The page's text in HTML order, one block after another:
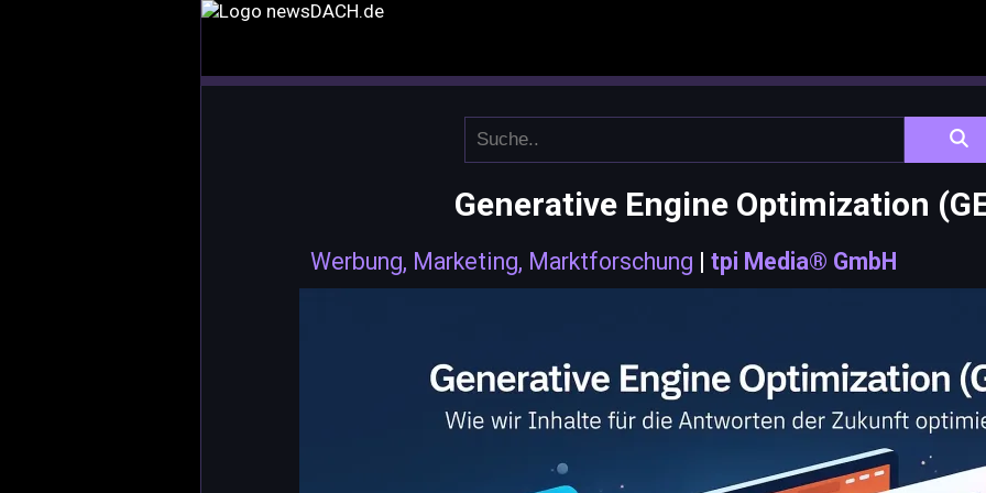
Generative Engine Optimization
Werbung, Marketing, Marktforschung | tpi Media® GmbH